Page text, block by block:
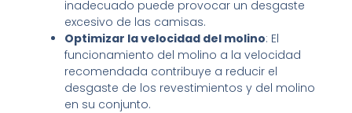
inadecuado puede provocar un desgaste
excesivo de las camisas.
Optimizar la velocidad del molino: El
funcionamiento del molino a la velocidad
recomendada contribuye a reducir el
desgaste de los revestimientos y del molino
en su conjunto.